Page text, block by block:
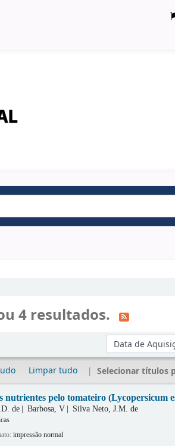
4 resultados.
Ordenar por:
Limpar tudo Selecionar títulos
nutrientes pelo tomateiro (Lycopersicum
de Barbosa, V Silva Neto, J.M. de
impressão normal